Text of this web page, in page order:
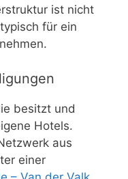
ist nicht
für ein
besitzt und
Hotels.
aus
einer